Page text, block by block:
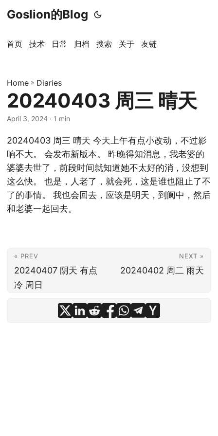
Goslion的Blog
首页 技术 日常 归档 搜索 关于 友链
Home » Diaries
20240403 周三 晴天
April 3, 2024 · 1 min
20240403 周三 晴天 今天上午有点小改动，不过影
响不大。 会发布新版本。 昨晚得知消息，我老婆的
婆婆去世了，前段时间就知道她不太好的消，没想到
这么快。 也是，人老了，就会死，这是谁也阻止了不
了的事情。 我也会回去，应该是明天，到阆中，然后
和老婆一起回去。
« PREV
20240407 阴天 有点
冷 周日
NEXT »
20240402 周二 雨天